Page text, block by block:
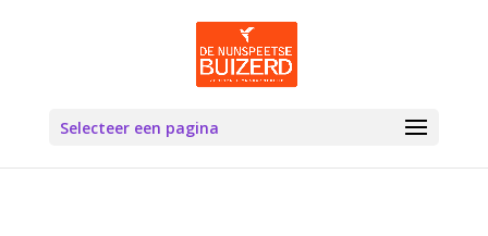
Selecteer een pagina